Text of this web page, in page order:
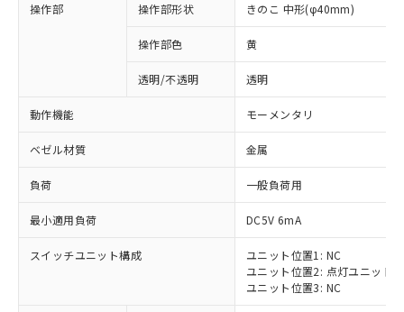
操作部 操作部形状 きのこ 中形(φ40mm)
操作部色 黄
透明/不透明 透明
動作機能 モーメンタリ
ベゼル材質 金属
負荷 一般負荷用
最小適用負荷 DC5V 6mA
スイッチユニット構成
ユニット位置1: NC
ユニット位置2: 点灯ユニット
ユニット位置3: NC